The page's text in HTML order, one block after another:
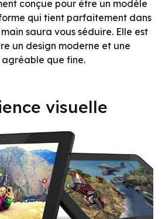
conçue pour être un modèle
qui tient parfaitement dans
saura vous séduire. Elle est
un design moderne et une
agréable que fine.
visuelle